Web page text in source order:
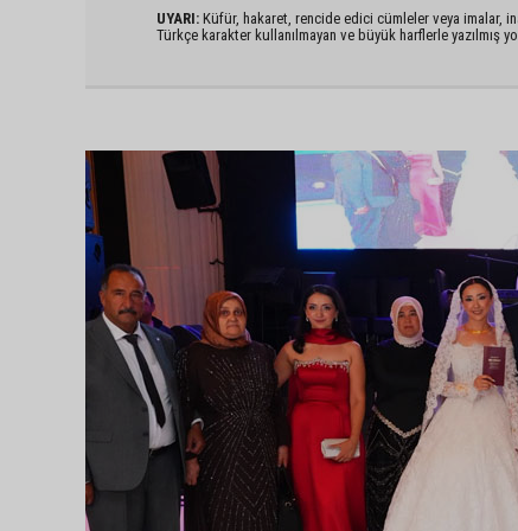
UYARI: Küfür, hakaret, rencide edici cümleler veya imalar,
Türkçe karakter kullanılmayan ve büyük harflerle yazılmış